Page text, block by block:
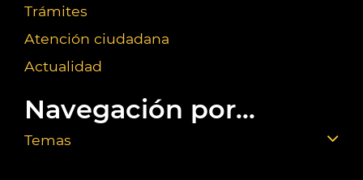
Trámites
Atención ciudadana
Actualidad
Navegación por...
Temas